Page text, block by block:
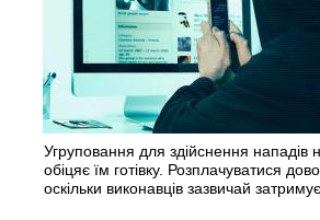
Угруповання для здійснення нападів
обіцяє їм готівку. Розплачуватися
оскільки виконавців зазвичай затримує